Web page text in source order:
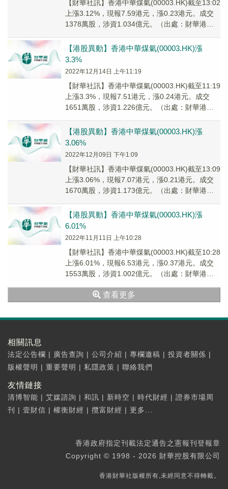
【財華社訊】香港中華煤氣(00003.HK)截至13:02
上漲3.12%，現報7.59港元，漲0.23港元。成交
1378萬股，涉資1.034億元。（出處：財華港股
【港股異動】香港中華煤氣(00003.HK)漲
3.3%
2022年12月14日 上午11:19
【財華社訊】香港中華煤氣(00003.HK)截至11:19
上漲3.3%，現報7.51港元，漲0.24港元。成交
1651萬股，涉資1.226億元。（出處：財華港股
【港股異動】香港中華煤氣(00003.HK)漲
3.06%
2022年12月09日 下午1:09
【財華社訊】香港中華煤氣(00003.HK)截至13:09
上漲3.06%，現報7.07港元，漲0.21港元。成交
1670萬股，涉資1.173億元。（出處：財華港股
【港股異動】香港中華煤氣(00003.HK)漲
6.01%
2022年11月11日 上午10:28
【財華社訊】香港中華煤氣(00003.HK)截至10:28
上漲6.01%，現報6.53港元，漲0.37港元。成交
1553萬股，涉資1.002億元。（出處：財華港股
查看更多
相關訊息
法定公告欄 | 廣告查詢 | 公司介紹 | 專欄邀稿 | 投資者關係 |
版權聲明 | 重要聲明 | 私隱政策 | 聯絡我們
友情鏈接
清博智能 | 艾媒諮詢 | 和訊 | 新時空 | 時代財經 | 證券市場周
刊
| 壹財信 | 權衡財經 | 攬富財經 | 更多...
香港政府指定刊載法定通告之憲報刊登報章
Copyright © 1998 - 2026 財華控股有限公司
香港財華社版權所有,未經同意不得轉載。